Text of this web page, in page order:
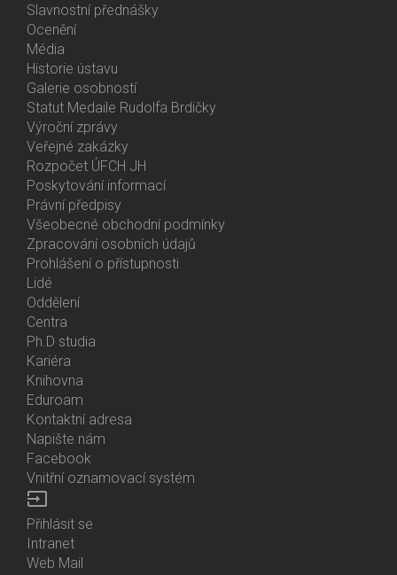
Slavnostní přednášky
Ocenění
Média
Historie ústavu
Galerie osobností
Statut Medaile Rudolfa Brdičky
Bottom
Menu
About
Us
Výroční zprávy
Veřejné zakázky
Rozpočet ÚFCH JH
Poskytování informací
Právní předpisy
Všeobecné obchodní podmínky
Zpracování osobních údajů
Prohlášení o přístupnosti
Bottom
Menu
Contacts
Lidé
Oddělení
Centra
Ph.D studia
Kariéra
Knihovna
Eduroam
Kontaktní adresa
Napište nám
Facebook
Vnitřní oznamovací systém
input
Bottom
Menu
Přihlásit se
Intranet
Web Mail